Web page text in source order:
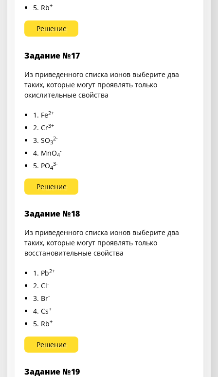
5. Rb+
Решение
Задание №17
Из приведенного списка ионов выберите два
таких, которые могут проявлять только
окислительные свойства
1. Fe2+
2. Cr3+
3. SO3
2-
4. MnO4
-
5. PO4
3-
Решение
Задание №18
Из приведенного списка ионов выберите два
таких, которые могут проявлять только
восстановительные свойства
1. Pb2+
2. Cl-
3. Br-
4. Cs+
5. Rb+
Решение
Задание №19